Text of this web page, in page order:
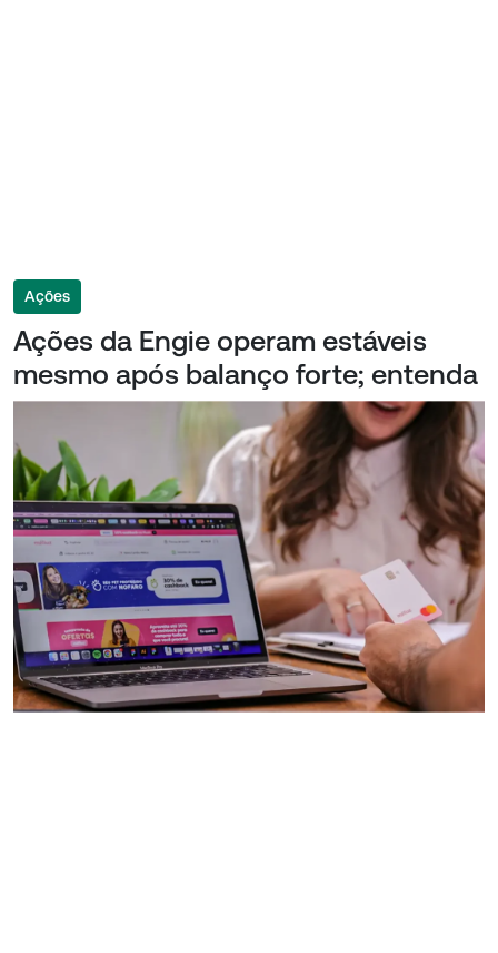
Ações
Ações da Engie operam estáveis
mesmo após balanço forte; entenda